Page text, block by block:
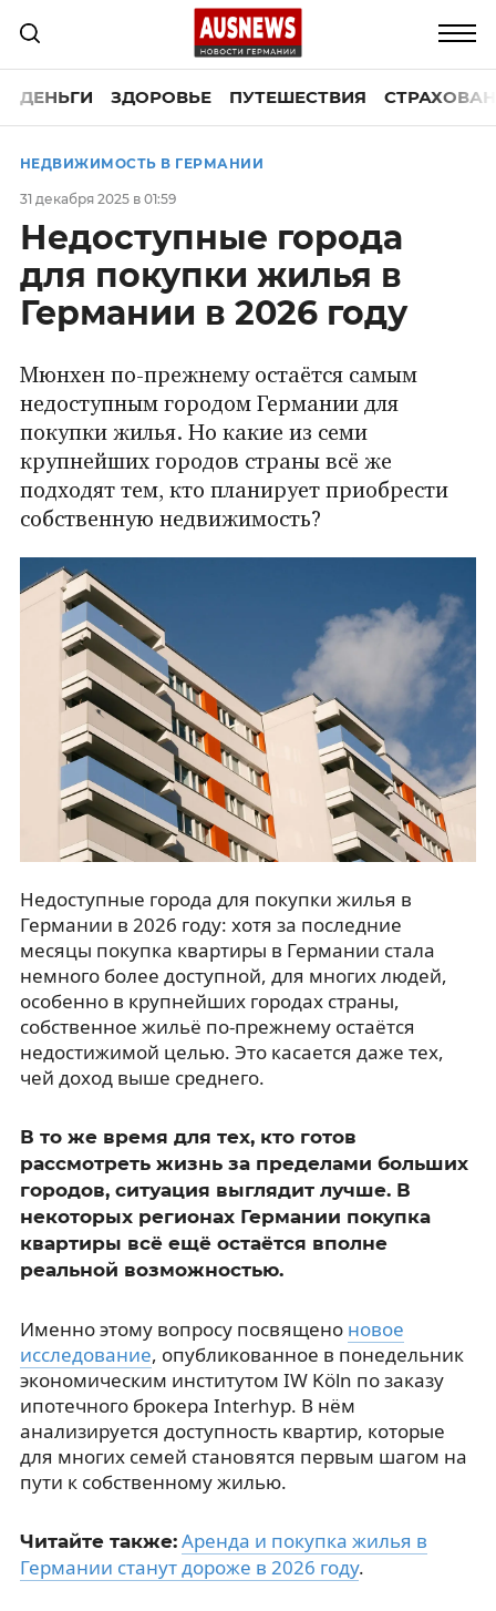
ДЕНЬГИ ЗДОРОВЬЕ ПУТЕШЕСТВИЯ
НЕДВИЖИМОСТЬ В ГЕРМАНИИ
31 декабря 2025 в 01:59
Недоступные города
для покупки жилья в
Германии в 2026 году
Мюнхен по-прежнему остаётся самым
недоступным городом Германии для
покупки жилья. Но какие из семи
крупнейших городов страны всё же
подходят тем, кто планирует приобрести
собственную недвижимость?
Недоступные города для покупки жилья в
Германии в 2026 году: хотя за последние
месяцы покупка квартиры в Германии стала
немного более доступной, для многих людей,
особенно в крупнейших городах страны,
собственное жильё по-прежнему остаётся
недостижимой целью. Это касается даже тех,
чей доход выше среднего.
В то же время для тех, кто готов
рассмотреть жизнь за пределами больших
городов, ситуация выглядит лучше. В
некоторых регионах Германии покупка
квартиры всё ещё остаётся вполне
реальной возможностью.
Именно этому вопросу посвящено новое
исследование, опубликованное в понедельник
экономическим институтом IW Köln по заказу
ипотечного брокера Interhyp. В нём
анализируется доступность квартир, которые
для многих семей становятся первым шагом на
пути к собственному жилью.
Читайте также: Аренда и покупка жилья в
Германии станут дороже в 2026 году.